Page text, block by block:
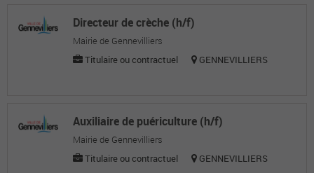
Directeur de crèche (h/f)
Mairie de Gennevilliers
Titulaire ou contractuel
GENNEVILLIERS
Auxiliaire de puériculture (h/f)
Mairie de Gennevilliers
Titulaire ou contractuel
GENNEVILLIERS